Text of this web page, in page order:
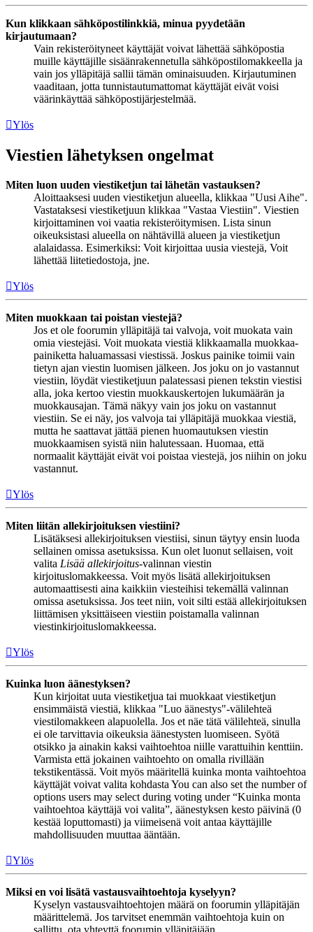
Kun klikkaan sähköpostilinkkiä, minua pyydetään
kirjautumaan?
Vain rekisteröityneet käyttäjät voivat lähettää sähköpostia
muille käyttäjille sisäänrakennetulla sähköpostilomakkeella ja
vain jos ylläpitäjä sallii tämän ominaisuuden. Kirjautuminen
vaaditaan, jotta tunnistautumattomat käyttäjät eivät voisi
väärinkäyttää sähköpostijärjestelmää.
Ylös
Viestien lähetyksen ongelmat
Miten luon uuden viestiketjun tai lähetän vastauksen?
Aloittaaksesi uuden viestiketjun alueella, klikkaa "Uusi Aihe".
Vastataksesi viestiketjuun klikkaa "Vastaa Viestiin". Viestien
kirjoittaminen voi vaatia rekisteröitymisen. Lista sinun
oikeuksistasi alueella on nähtävillä alueen ja viestiketjun
alalaidassa. Esimerkiksi: Voit kirjoittaa uusia viestejä, Voit
lähettää liitetiedostoja, jne.
Ylös
Miten muokkaan tai poistan viestejä?
Jos et ole foorumin ylläpitäjä tai valvoja, voit muokata vain
omia viestejäsi. Voit muokata viestiä klikkaamalla muokkaa-
painiketta haluamassasi viestissä. Joskus painike toimii vain
tietyn ajan viestin luomisen jälkeen. Jos joku on jo vastannut
viestiin, löydät viestiketjuun palatessasi pienen tekstin viestisi
alla, joka kertoo viestin muokkauskertojen lukumäärän ja
muokkausajan. Tämä näkyy vain jos joku on vastannut
viestiin. Se ei näy, jos valvoja tai ylläpitäjä muokkaa viestiä,
mutta he saattavat jättää pienen huomautuksen viestin
muokkaamisen syistä niin halutessaan. Huomaa, että
normaalit käyttäjät eivät voi poistaa viestejä, jos niihin on joku
vastannut.
Ylös
Miten liitän allekirjoituksen viestiini?
Lisätäksesi allekirjoituksen viestiisi, sinun täytyy ensin luoda
sellainen omissa asetuksissa. Kun olet luonut sellaisen, voit
valita Lisää allekirjoitus-valinnan viestin
kirjoituslomakkeessa. Voit myös lisätä allekirjoituksen
automaattisesti aina kaikkiin viesteihisi tekemällä valinnan
omissa asetuksissa. Jos teet niin, voit silti estää allekirjoituksen
liittämisen yksittäiseen viestiin poistamalla valinnan
viestinkirjoituslomakkeessa.
Ylös
Kuinka luon äänestyksen?
Kun kirjoitat uuta viestiketjua tai muokkaat viestiketjun
ensimmäistä viestiä, klikkaa "Luo äänestys"-välilehteä
viestilomakkeen alapuolella. Jos et näe tätä välilehteä, sinulla
ei ole tarvittavia oikeuksia äänestysten luomiseen. Syötä
otsikko ja ainakin kaksi vaihtoehtoa niille varattuihin kenttiin.
Varmista että jokainen vaihtoehto on omalla rivillään
tekstikentässä. Voit myös määritellä kuinka monta vaihtoehtoa
käyttäjät voivat valita kohdasta You can also set the number of
options users may select during voting under “Kuinka monta
vaihtoehtoa käyttäjä voi valita”, äänestyksen kesto päivinä (0
kestää loputtomasti) ja viimeisenä voit antaa käyttäjille
mahdollisuuden muuttaa ääntään.
Ylös
Miksi en voi lisätä vastausvaihtoehtoja kyselyyn?
Kyselyn vastausvaihtoehtojen määrä on foorumin ylläpitäjän
määrittelemä. Jos tarvitset enemmän vaihtoehtoja kuin on
sallittu, ota yhteyttä foorumin ylläpitäjään.